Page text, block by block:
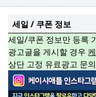
세일 / 쿠폰 정보
세일/쿠폰 정보만 등록
광고글을 게시할 경우
상단 고정 유료광고 문